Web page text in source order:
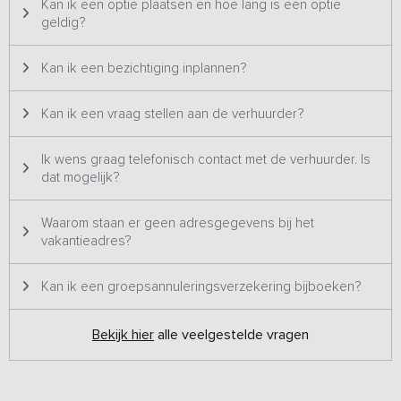
Kan ik een optie plaatsen en hoe lang is een optie
geldig?
Kan ik een bezichtiging inplannen?
Kan ik een vraag stellen aan de verhuurder?
Ik wens graag telefonisch contact met de verhuurder. Is
dat mogelijk?
Waarom staan er geen adresgegevens bij het
vakantieadres?
Kan ik een groepsannuleringsverzekering bijboeken?
Bekijk hier alle veelgestelde vragen